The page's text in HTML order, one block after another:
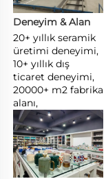
Deneyim & Alan
20+ yıllık seramik
üretimi deneyimi,
10+ yıllık dış
ticaret deneyimi,
20000+ m2 fabrika
alanı,